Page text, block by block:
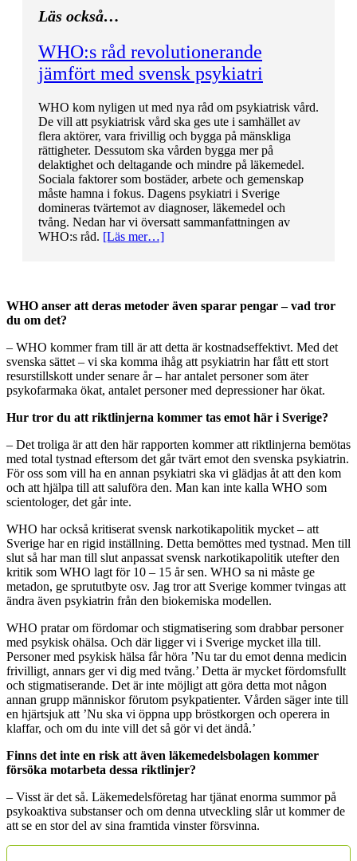
Läs också…
WHO:s råd revolutionerande
jämfört med svensk psykiatri
WHO kom nyligen ut med nya råd om psykiatrisk vård.
De vill att psykiatrisk vård ska ges ute i samhället av
flera aktörer, vara frivillig och bygga på mänskliga
rättigheter. Dessutom ska vården bygga mer på
delaktighet och deltagande och mindre på läkemedel.
Sociala faktorer som bostäder, arbete och gemenskap
måste hamna i fokus. Dagens psykiatri i Sverige
domineras tvärtemot av diagnoser, läkemedel och
tvång. Nedan har vi översatt sammanfattningen av
WHO:s råd. [Läs mer…]
WHO anser att deras metoder även sparar pengar – vad tror
du om det?
– WHO kommer fram till är att detta är kostnadseffektivt. Med det
svenska sättet – vi ska komma ihåg att psykiatrin har fått ett stort
resurstillskott under senare år – har antalet personer som äter
psykofarmaka ökat, antalet personer med depressioner har ökat.
Hur tror du att riktlinjerna kommer tas emot här i Sverige?
– Det troliga är att den här rapporten kommer att riktlinjerna bemötas
med total tystnad eftersom det går tvärt emot den svenska psykiatrin.
För oss som vill ha en annan psykiatri ska vi glädjas åt att den kom
och att hjälpa till att saluföra den. Man kan inte kalla WHO som
scientologer, det går inte.
WHO har också kritiserat svensk narkotikapolitik mycket – att
Sverige har en rigid inställning. Detta bemöttes med tystnad. Men till
slut så har man till slut anpassat svensk narkotikapolitik utefter den
kritik som WHO lagt för 10 – 15 år sen. WHO sa ni måste ge
metadon, ge sprututbyte osv. Jag tror att Sverige kommer tvingas att
ändra även psykiatrin från den biokemiska modellen.
WHO pratar om fördomar och stigmatisering som drabbar personer
med psykisk ohälsa. Och där ligger vi i Sverige mycket illa till.
Personer med psykisk hälsa får höra ’Nu tar du emot denna medicin
frivilligt, annars ger vi dig med tvång.’ Detta är mycket fördomsfullt
och stigmatiserande. Det är inte möjligt att göra detta mot någon
annan grupp människor förutom psykpatienter. Vården säger inte till
en hjärtsjuk att ’Nu ska vi öppna upp bröstkorgen och operera in
klaffar, och om du inte vill det så gör vi det ändå.’
Finns det inte en risk att även läkemedelsbolagen kommer
försöka motarbeta dessa riktlinjer?
– Visst är det så. Läkemedelsföretag har tjänat enorma summor på
psykoaktiva substanser och om denna utveckling slår ut kommer de
att se en stor del av sina framtida vinster försvinna.